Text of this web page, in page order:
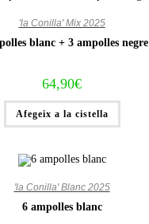
'la Conilla' Mix 2025
blanc + 3 ampolles negre
64,90€
Afegeix a la cistella
'la Conilla' Blanc 2025
6 ampolles blanc